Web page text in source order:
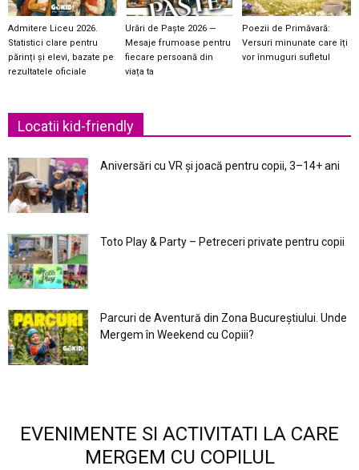
Admitere Liceu 2026.
Statistici clare pentru
părinți și elevi, bazate pe
rezultatele oficiale
Urări de Paște 2026 —
Mesaje frumoase pentru
fiecare persoană din
viața ta
Poezii de Primăvară:
Versuri minunate care îți
vor înmuguri sufletul
Locatii kid-friendly
Aniversări cu VR și joacă pentru copii, 3–14+ ani
Toto Play & Party – Petreceri private pentru copii
Parcuri de Aventură din Zona Bucureştiului. Unde
Mergem în Weekend cu Copiii?
EVENIMENTE SI ACTIVITATI LA CARE
MERGEM CU COPILUL